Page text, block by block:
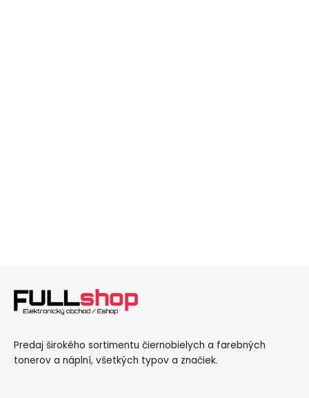
Predaj širokého sortimentu čiernobielych a farebných
tonerov a náplní, všetkých typov a značiek.